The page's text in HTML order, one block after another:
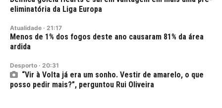
eliminatória da Liga Europa
Atualidade · 21:17
Menos de 1% dos fogos deste ano causaram 81% da área
ardida
Desporto · 20:31
“Vir à Volta já era um sonho. Vestir de amarelo, o que
posso pedir mais?”, perguntou Rui Oliveira